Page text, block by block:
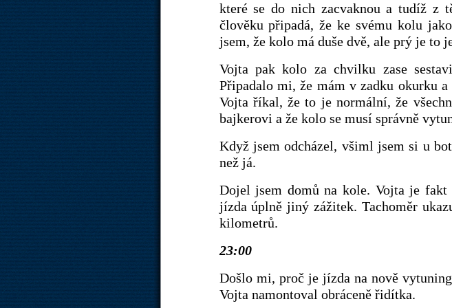
které se do nich zacvaknou a tudíž z
člověku připadá, že ke svému kolu
jsem, že kolo má duše dvě, ale prý je to
Vojta pak kolo za chvilku zase
Připadalo mi, že mám v zadku okurku
Vojta říkal, že to je normální, že
bajkerovi a že kolo se musí správně
Když jsem odcházel, všiml jsem si u
než já.
Dojel jsem domů na kole. Vojta je
jízda úplně jiný zážitek. Tachoměr
kilometrů.
23:00
Došlo mi, proč je jízda na nově
Vojta namontoval obráceně řidítka.